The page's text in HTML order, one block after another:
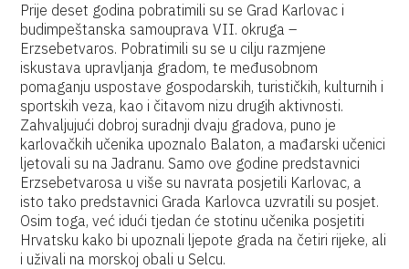
Prije deset godina pobratimili su se Grad Karlovac i
budimpeštanska samouprava VII. okruga –
Erzsebetvaros. Pobratimili su se u cilju razmjene
iskustava upravljanja gradom, te međusobnom
pomaganju uspostave gospodarskih, turističkih, kulturnih i
sportskih veza, kao i čitavom nizu drugih aktivnosti.
Zahvaljujući dobroj suradnji dvaju gradova, puno je
karlovačkih učenika upoznalo Balaton, a mađarski učenici
ljetovali su na Jadranu. Samo ove godine predstavnici
Erzsebetvarosa u više su navrata posjetili Karlovac, a
isto tako predstavnici Grada Karlovca uzvratili su posjet.
Osim toga, već idući tjedan će stotinu učenika posjetiti
Hrvatsku kako bi upoznali ljepote grada na četiri rijeke, ali
i uživali na morskoj obali u Selcu.